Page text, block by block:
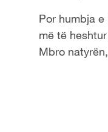
Por humbja
më të
Mbro